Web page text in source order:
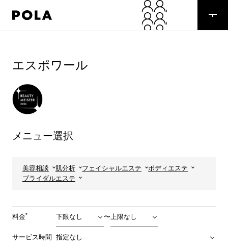
エスポワール
メニュー選択
美容相談 肌分析 フェイシャルエステ
ボディエステ
ブライダルエステ
料金* 〜
サービス時間